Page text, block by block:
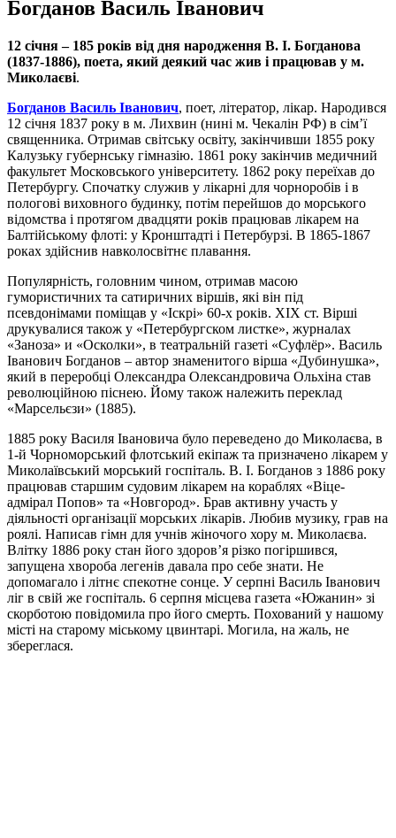
Богданов Василь Іванович
12 січня – 185 років від дня народження В. І. Богданова
(1837-1886), поета, який деякий час жив і працював у м.
Миколаєві.
Богданов Василь Іванович, поет, літератор, лікар. Народився
12 січня 1837 року в м. Лихвин (нині м. Чекалін РФ) в сім’ї
священника. Отримав світську освіту, закінчивши 1855 року
Калузьку губернську гімназію. 1861 року закінчив медичний
факультет Московського університету. 1862 року переїхав до
Петербургу. Спочатку служив у лікарні для чорноробів і в
пологові виховного будинку, потім перейшов до морського
відомства і протягом двадцяти років працював лікарем на
Балтійському флоті: у Кронштадті і Петербурзі. В 1865-1867
роках здійснив навколосвітнє плавання.
Популярність, головним чином, отримав масою
гумористичних та сатиричних віршів, які він під
псевдонімами поміщав у «Іскрі» 60-х років. ХІХ ст. Вірші
друкувалися також у «Петербургском листке», журналах
«Заноза» и «Осколки», в театральній газеті «Суфлёр». Василь
Іванович Богданов – автор знаменитого вірша «Дубинушка»,
який в переробці Олександра Олександровича Ольхіна став
революційною піснею. Йому також належить переклад
«Марсельєзи» (1885).
1885 року Василя Івановича було переведено до Миколаєва, в
1-й Чорноморський флотський екіпаж та призначено лікарем у
Миколаївський морський госпіталь. В. І. Богданов з 1886 року
працював старшим судовим лікарем на кораблях «Віце-
адмірал Попов» та «Новгород». Брав активну участь у
діяльності організації морських лікарів. Любив музику, грав на
роялі. Написав гімн для учнів жіночого хору м. Миколаєва.
Влітку 1886 року стан його здоров’я різко погіршився,
запущена хвороба легенів давала про себе знати. Не
допомагало і літнє спекотне сонце. У серпні Василь Іванович
ліг в свій же госпіталь. 6 серпня місцева газета «Южанин» зі
скорботою повідомила про його смерть. Похований у нашому
місті на старому міському цвинтарі. Могила, на жаль, не
збереглася.